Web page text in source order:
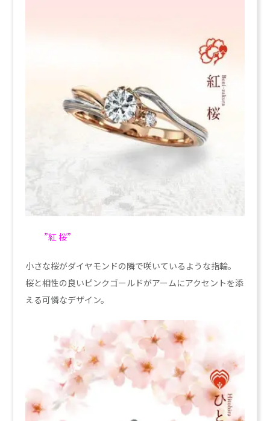
”紅 桜”
小さな桜がダイヤモンドの隣で咲いているような指輪。
桜と相性の良いピンクゴールドがアームにアクセントを添
える可憐なデザイン。